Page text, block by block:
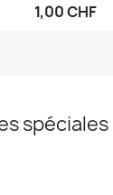
1,00 CHF
spéciales